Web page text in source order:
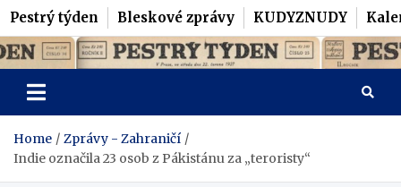
Pestrý týden Bleskové zprávy KUDYZNUDY
Skip
to
content
Pestrý Týden
Home
Zprávy - Zahraničí
Indie označila 23 osob z Pákistánu za „teroristy“